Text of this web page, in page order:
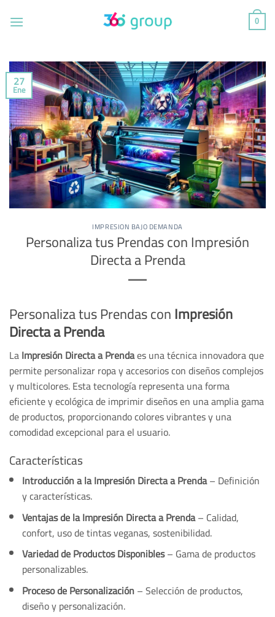
0
27
Ene
IMPRESION BAJO DEMANDA
Personaliza tus Prendas con Impresión
Directa a Prenda
Personaliza tus Prendas conImpresión
Directa a Prenda
LaImpresión Directa a Prendaes una técnica innovadora que
permite personalizar ropa y accesorios con diseños complejos
y multicolores. Esta tecnología representa una forma
eficiente y ecológica de imprimir diseños en una amplia gama
de productos, proporcionando colores vibrantes y una
comodidad excepcional para el usuario.
Características
Introducción a la Impresión Directa a Prenda– Definición
y características.
Ventajas de la Impresión Directa a Prenda– Calidad,
confort, uso de tintas veganas, sostenibilidad.
Variedad de Productos Disponibles– Gama de productos
personalizables.
Proceso de Personalización– Selección de productos,
diseño y personalización.